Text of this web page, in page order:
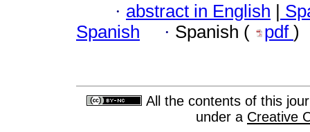
· abstract in English |
Spanish
· Spanish ( pdf )
All the contents of this
under a Creative